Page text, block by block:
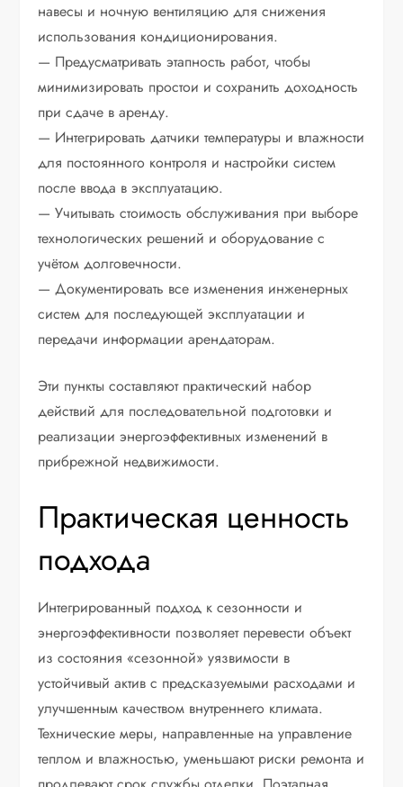
навесы и ночную вентиляцию для снижения
использования кондиционирования.
— Предусматривать этапность работ, чтобы
минимизировать простои и сохранить доходность
при сдаче в аренду.
— Интегрировать датчики температуры и влажности
для постоянного контроля и настройки систем
после ввода в эксплуатацию.
— Учитывать стоимость обслуживания при выборе
технологических решений и оборудование с
учётом долговечности.
— Документировать все изменения инженерных
систем для последующей эксплуатации и
передачи информации арендаторам.
Эти пункты составляют практический набор
действий для последовательной подготовки и
реализации энергоэффективных изменений в
прибрежной недвижимости.
Практическая ценность
подхода
Интегрированный подход к сезонности и
энергоэффективности позволяет перевести объект
из состояния «сезонной» уязвимости в
устойчивый актив с предсказуемыми расходами и
улучшенным качеством внутреннего климата.
Технические меры, направленные на управление
теплом и влажностью, уменьшают риски ремонта и